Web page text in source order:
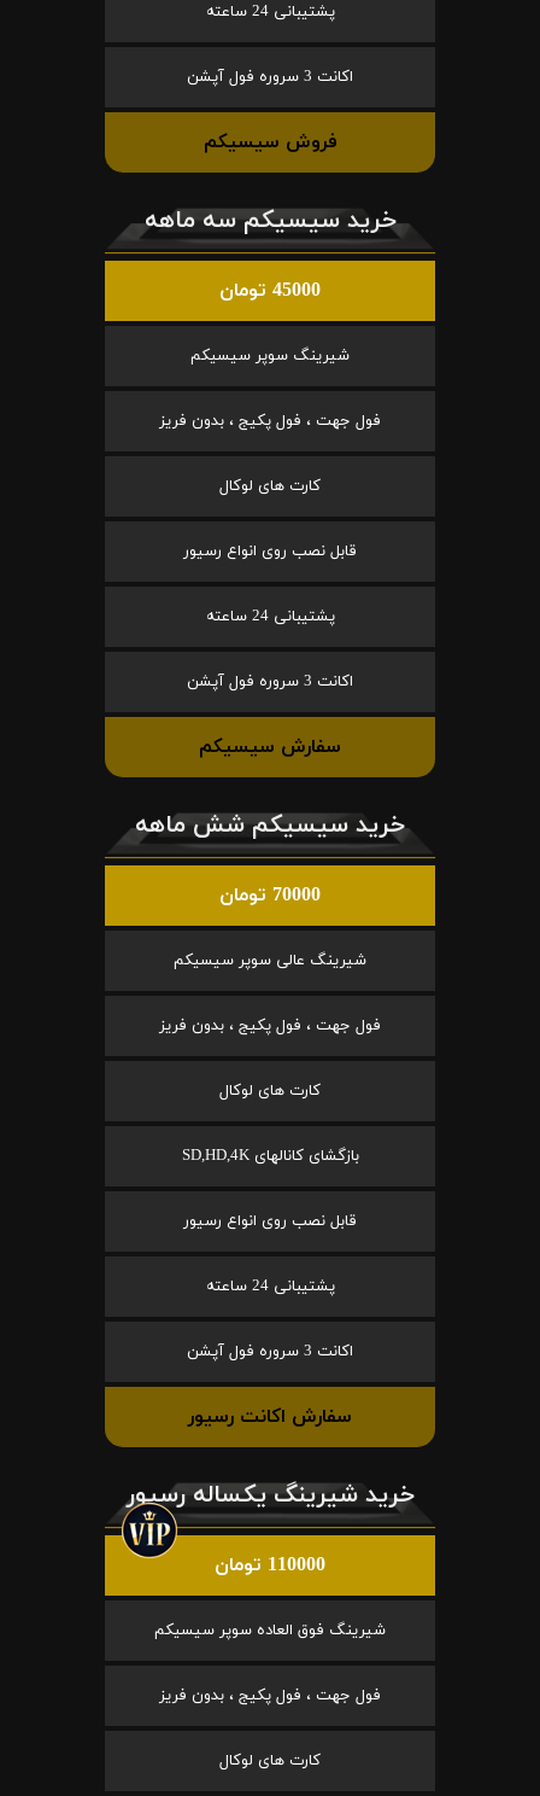
پشتیبانی 24 ساعته
اکانت 3 سروره فول آپشن
فروش سیسیکم
خرید سیسیکم سه ماهه
45000 تومان
شیرینگ سوپر سیسیکم
فول جهت ، فول پکیج ، بدون فریز
کارت های لوکال
قابل نصب روی انواع رسیور
پشتیبانی 24 ساعته
اکانت 3 سروره فول آپشن
سفارش سیسیکم
خرید سیسیکم شش ماهه
70000 تومان
شیرینگ عالی سوپر سیسیکم
فول جهت ، فول پکیج ، بدون فریز
کارت های لوکال
بازگشای کانالهای SD,HD,4K
قابل نصب روی انواع رسیور
پشتیبانی 24 ساعته
اکانت 3 سروره فول آپشن
سفارش اکانت رسیور
خرید شیرینگ یکساله رسیور
110000 تومان
شیرینگ فوق العاده سوپر سیسیکم
فول جهت ، فول پکیج ، بدون فریز
کارت های لوکال